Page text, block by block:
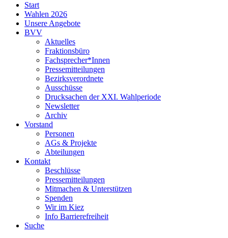
Neukölln
Start
Wahlen 2026
Unsere Angebote
BVV
Aktuelles
Fraktionsbüro
Fachsprecher*Innen
Pressemitteilungen
Bezirksverordnete
Ausschüsse
Drucksachen der XXI. Wahlperiode
Newsletter
Archiv
Vorstand
Personen
AGs & Projekte
Abteilungen
Kontakt
Beschlüsse
Pressemitteilungen
Mitmachen & Unterstützen
Spenden
Wir im Kiez
Info Barrierefreiheit
Suche